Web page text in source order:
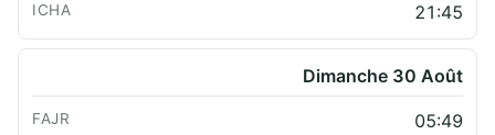
21:45
Dimanche 30 Août
05:49